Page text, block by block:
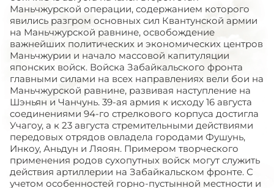
Маньчжурской операции, содержанием которого
явились разгром основных сил Квантунской армии
на Маньчжурской равнине, освобождение
важнейших политических и экономических центров
Маньчжурии и начало массовой капитуляции
японских войск. Войска Забайкальского фронта
главными силами на всех направлениях вели бои на
Маньчжурской равнине, развивая наступление на
Шэньян и Чанчунь. 39-ая армия к исходу 16 августа
соединениями 94-го стрелкового корпуса достигла
Учагоу, а к 23 августа стремительными действиями
передовых отрядов овладела городами Фушунь,
Инкоу, Аньдун и Ляоян. Примером творческого
применения родов сухопутных войск могут служить
действия артиллерии на Забайкальском фронте. С
учетом особенностей горно-пустынной местности и